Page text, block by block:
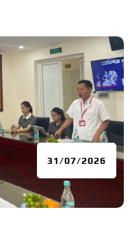
31/07/2026